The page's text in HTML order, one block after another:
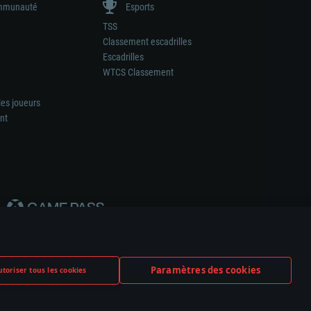
tous les cookies Paramètres des cookies
joueurs
Esports
TSS
Classement escadrilles
Escadrilles
WTCS Classement
de tout fabricant d’armes ou de véhicule.